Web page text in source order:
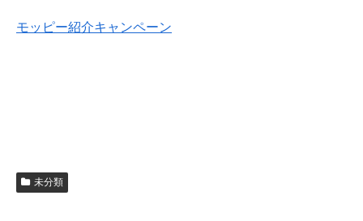
モッピー紹介キャンペーン
未分類